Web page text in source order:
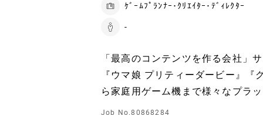
ｹﾞｰﾑﾌﾟﾗﾝﾅｰ･ｸﾘｴｲﾀｰ･ﾃﾞｨﾚｸﾀｰ
-
「最高のコンテンツを作る会社」
『ウマ娘 プリティーダービー』
ら家庭用ゲーム機まで様々なプラ
Job No.80868284